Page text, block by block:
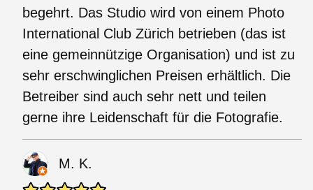
begehrt. Das Studio wird von einem Photo
International Club Zürich betrieben (das ist
eine gemeinnützige Organisation) und ist zu
sehr erschwinglichen Preisen erhältlich. Die
Betreiber sind auch sehr nett und teilen
gerne ihre Leidenschaft für die Fotografie.
M. K.